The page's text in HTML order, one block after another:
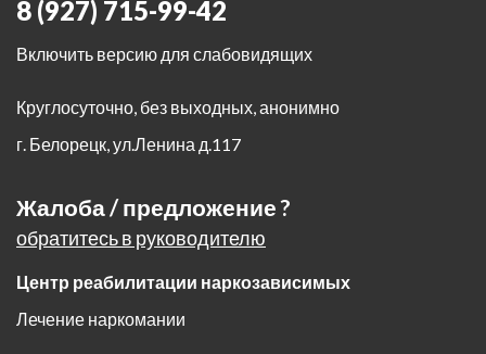
8 (927) 715-99-42
Включить версию для слабовидящих
Круглосуточно, без выходных, анонимно
г. Белорецк,ул.Ленина д.117
Жалоба / предложение ?
обратитесь в руководителю
Центр реабилитации наркозависимых
Лечение наркомании